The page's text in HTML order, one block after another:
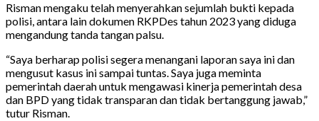
Risman mengaku telah menyerahkan sejumlah bukti kepada
polisi, antara lain dokumen RKPDes tahun 2023 yang diduga
mengandung tanda tangan palsu.
“Saya berharap polisi segera menangani laporan saya ini dan
mengusut kasus ini sampai tuntas. Saya juga meminta
pemerintah daerah untuk mengawasi kinerja pemerintah desa
dan BPD yang tidak transparan dan tidak bertanggung jawab,”
tutur Risman.